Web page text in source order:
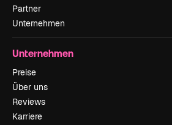
Partner
Unternehmen
Unternehmen
Preise
Über uns
Reviews
Karriere